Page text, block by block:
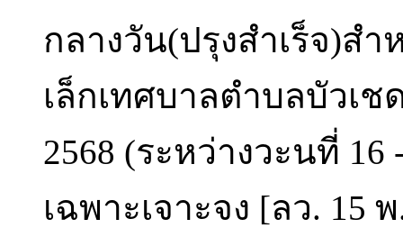
กลางวัน(ปรุงสำเร็จ)ส
เล็กเทศบาลตำบลบัวเ
2568 (ระหว่างวะนที่
เฉพาะเจาะจง [ลว. 15